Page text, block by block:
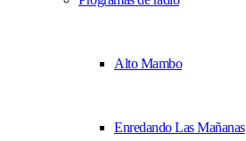
Alto Mambo
Enredando Las Mañanas